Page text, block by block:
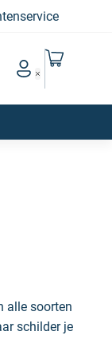
Account menu
Naar mijn
alle soorten
schilder je